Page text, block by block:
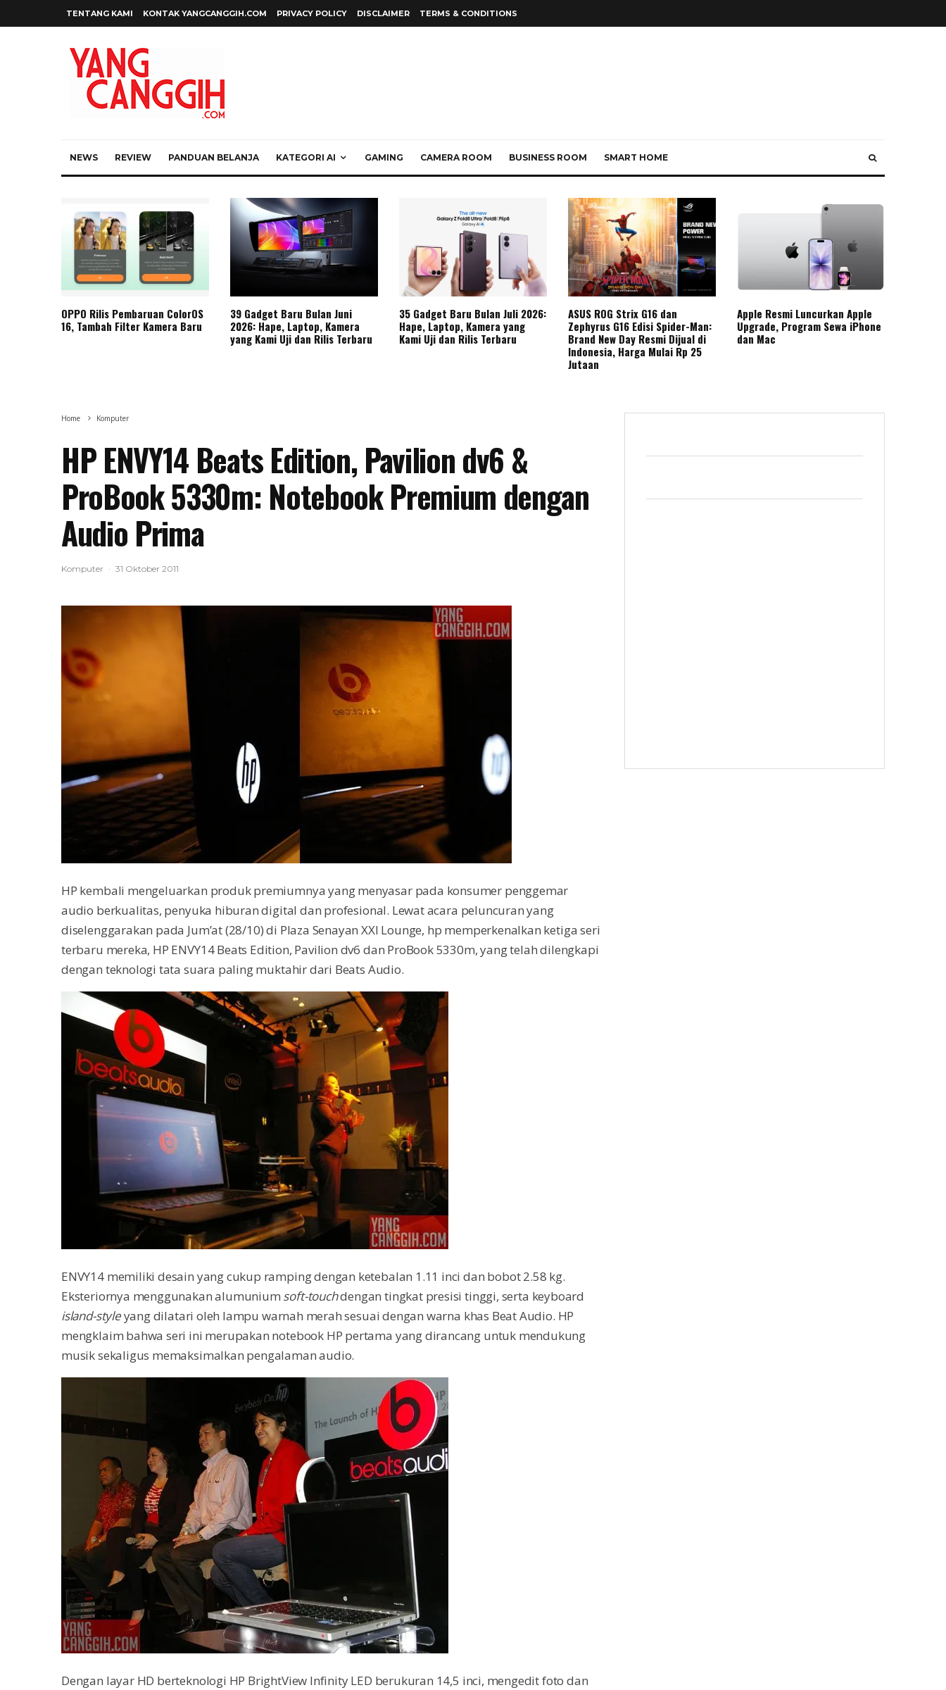
TENTANG KAMI KONTAK YANGCANGGIH.COM PRIVACY POLICY DISCLAIMER TERMS & CONDITIONS
NEWS REVIEW PANDUAN BELANJA KATEGORI AI GAMING CAMERA ROOM BUSINESS ROOM SMART HOME
OPPO Rilis Pembaruan ColorOS
16, Tambah Filter Kamera Baru
39 Gadget Baru Bulan Juni
2026: Hape, Laptop, Kamera
yang Kami Uji dan Rilis Terbaru
35 Gadget Baru Bulan Juli 2026:
Hape, Laptop, Kamera yang
Kami Uji dan Rilis Terbaru
ASUS ROG Strix G16 dan
Zephyrus G16 Edisi Spider-Man:
Brand New Day Resmi Dijual di
Indonesia, Harga Mulai Rp 25
Jutaan
Apple Resmi Luncurkan Apple
Upgrade, Program Sewa iPhone
dan Mac
Home Komputer
HP ENVY14 Beats Edition, Pavilion dv6 &
ProBook 5330m: Notebook Premium dengan
Audio Prima
Komputer · 31 Oktober 2011
HP kembali mengeluarkan produk premiumnya yang menyasar pada konsumer penggemar
audio berkualitas, penyuka hiburan digital dan profesional. Lewat acara peluncuran yang
diselenggarakan pada Jum’at (28/10) di Plaza Senayan XXI Lounge, hp memperkenalkan ketiga seri
terbaru mereka, HP ENVY14 Beats Edition, Pavilion dv6 dan ProBook 5330m, yang telah dilengkapi
dengan teknologi tata suara paling muktahir dari Beats Audio.
ENVY14 memiliki desain yang cukup ramping dengan ketebalan 1.11 inci dan bobot 2.58 kg.
Eksteriornya menggunakan alumunium soft-touchdengan tingkat presisi tinggi, serta keyboard
island-styleyang dilatari oleh lampu warnah merah sesuai dengan warna khas Beat Audio. HP
mengklaim bahwa seri ini merupakan notebook HP pertama yang dirancang untuk mendukung
musik sekaligus memaksimalkan pengalaman audio.
Dengan layar HD berteknologi HP BrightView Infinity LED berukuran 14,5 inci, mengedit foto dan